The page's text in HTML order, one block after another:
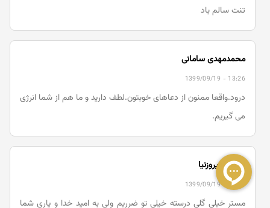
تنت سالم باد
محمدمهدی سامانی
1399/09/19 - 13:26
درود.واقعا ممنون از دعاهای خوبتون.لطف دارید و ما هم از شما انرژی
می گیریم.
اشکان فیروزنیا
1399/09/19 - 01:00
مستر خیلی گلی درسته خیلی تو ضرریم ولی به امید خدا و یاری شما